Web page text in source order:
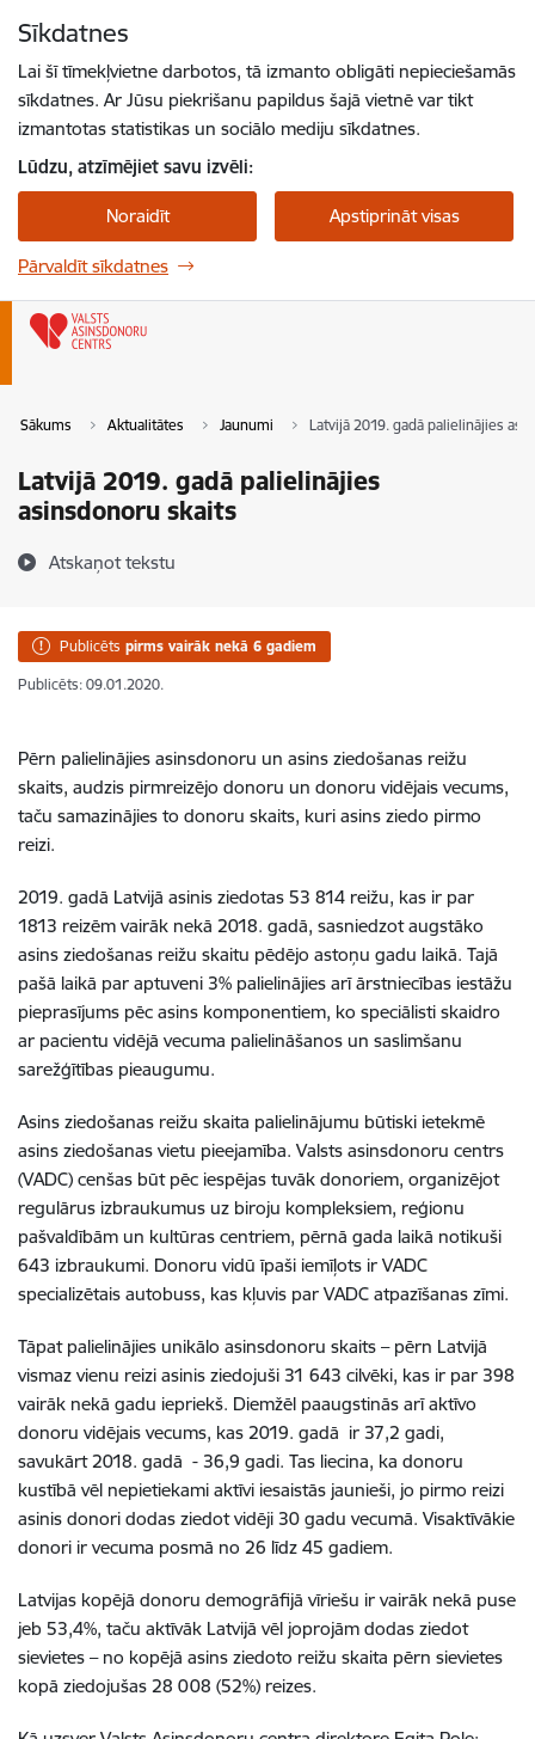
Sīkdatnes
Lai šī tīmekļvietne darbotos, tā izmanto obligāti nepieciešamās
sīkdatnes. Ar Jūsu piekrišanu papildus šajā vietnē var tikt
izmantotas statistikas un sociālo mediju sīkdatnes.
Lūdzu, atzīmējiet savu izvēli:
Noraidīt Apstiprināt visas
Pārvaldīt sīkdatnes
Sākums Aktualitātes Jaunumi Latvijā 2019. gadā palielinājies
Latvijā 2019. gadā palielinājies
asinsdonoru skaits
Atskaņot tekstu
Publicēts pirms vairāk nekā 6 gadiem
Publicēts: 09.01.2020.
Pērn palielinājies asinsdonoru un asins ziedošanas reižu
skaits, audzis pirmreizējo donoru un donoru vidējais vecums,
taču samazinājies to donoru skaits, kuri asins ziedo pirmo
reizi.
2019. gadā Latvijā asinis ziedotas 53 814 reižu, kas ir par
1813 reizēm vairāk nekā 2018. gadā, sasniedzot augstāko
asins ziedošanas reižu skaitu pēdējo astoņu gadu laikā. Tajā
pašā laikā par aptuveni 3% palielinājies arī ārstniecības iestāžu
pieprasījums pēc asins komponentiem, ko speciālisti skaidro
ar pacientu vidējā vecuma palielināšanos un saslimšanu
sarežģītības pieaugumu.
Asins ziedošanas reižu skaita palielinājumu būtiski ietekmē
asins ziedošanas vietu pieejamība. Valsts asinsdonoru centrs
(VADC) cenšas būt pēc iespējas tuvāk donoriem, organizējot
regulārus izbraukumus uz biroju kompleksiem, reģionu
pašvaldībām un kultūras centriem, pērnā gada laikā notikuši
643 izbraukumi. Donoru vidū īpaši iemīļots ir VADC
specializētais autobuss, kas kļuvis par VADC atpazīšanas zīmi.
Tāpat palielinājies unikālo asinsdonoru skaits – pērn Latvijā
vismaz vienu reizi asinis ziedojuši 31 643 cilvēki, kas ir par 398
vairāk nekā gadu iepriekš. Diemžēl paaugstinās arī aktīvo
donoru vidējais vecums, kas 2019. gadā ir 37,2 gadi,
savukārt 2018. gadā - 36,9 gadi. Tas liecina, ka donoru
kustībā vēl nepietiekami aktīvi iesaistās jaunieši, jo pirmo reizi
asinis donori dodas ziedot vidēji 30 gadu vecumā. Visaktīvākie
donori ir vecuma posmā no 26 līdz 45 gadiem.
Latvijas kopējā donoru demogrāfijā vīriešu ir vairāk nekā puse
jeb 53,4%, taču aktīvāk Latvijā vēl joprojām dodas ziedot
sievietes – no kopējā asins ziedoto reižu skaita pērn sievietes
kopā ziedojušas 28 008 (52%) reizes.